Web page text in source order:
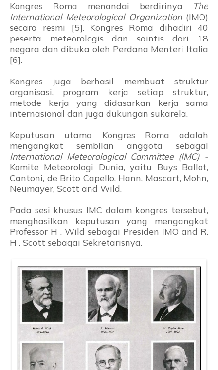
Kongres Roma menandai berdirinya
The
International Meteorological Organization (IMO)
secara resmi [5]. Kongres Roma dihadiri 40
peserta meteorologis dan saintis dari 18
negara dan dibuka oleh Perdana Menteri Italia
[6].
Kongres juga berhasil membuat struktur
organisasi, program kerja setiap struktur,
metode kerja yang didasarkan kerja sama
internasional dan juga dukungan sukarela.
Keputusan utama Kongres Roma adalah
mengangkat sembilan anggota sebagai
International Meteorological Committee (IMC) -
Komite Meteorologi Dunia, yaitu Buys Ballot,
Cantoni, de Brito Capello, Hann, Mascart, Mohn,
Neumayer, Scott and Wild.
Pada sesi khusus IMC dalam kongres tersebut,
menghasilkan keputusan yang mengangkat
Professor H . Wild sebagai Presiden IMO and R.
H . Scott sebagai Sekretarisnya.